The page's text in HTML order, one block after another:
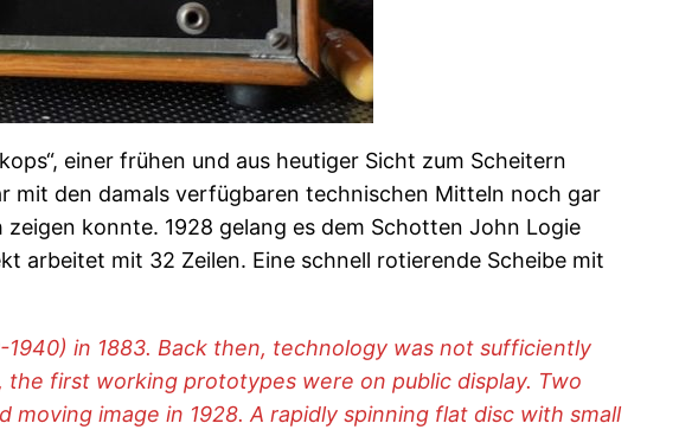
einer frühen und aus heutiger Sicht zum Scheitern
mit den damals verfügbaren technischen Mitteln noch gar
konnte. 1928 gelang es dem Schotten John Logie
arbeitet mit 32 Zeilen. Eine schnell rotierende Scheibe mit
in 1883. Back then, technology was not sufficiently
first working prototypes were on public display. Two
image in 1928. A rapidly spinning flat disc with small